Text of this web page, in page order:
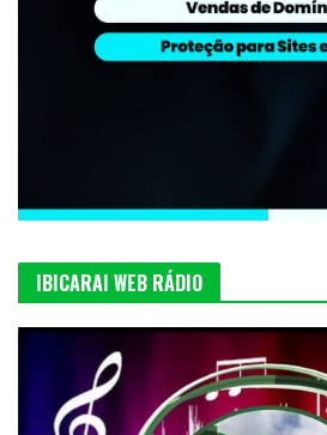
IBICARAI WEB RÁDIO